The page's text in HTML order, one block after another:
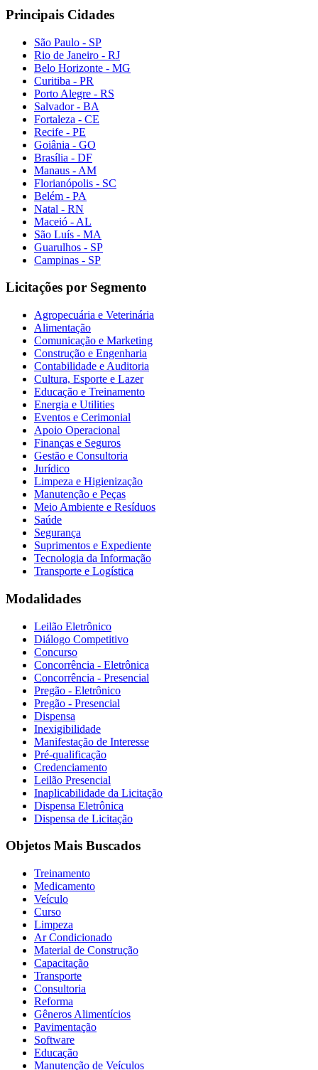
Principais Cidades
São Paulo - SP
Rio de Janeiro - RJ
Belo Horizonte - MG
Curitiba - PR
Porto Alegre - RS
Salvador - BA
Fortaleza - CE
Recife - PE
Goiânia - GO
Brasília - DF
Manaus - AM
Florianópolis - SC
Belém - PA
Natal - RN
Maceió - AL
São Luís - MA
Guarulhos - SP
Campinas - SP
Licitações por Segmento
Agropecuária e Veterinária
Alimentação
Comunicação e Marketing
Construção e Engenharia
Contabilidade e Auditoria
Cultura, Esporte e Lazer
Educação e Treinamento
Energia e Utilities
Eventos e Cerimonial
Apoio Operacional
Finanças e Seguros
Gestão e Consultoria
Jurídico
Limpeza e Higienização
Manutenção e Peças
Meio Ambiente e Resíduos
Saúde
Segurança
Suprimentos e Expediente
Tecnologia da Informação
Transporte e Logística
Modalidades
Leilão Eletrônico
Diálogo Competitivo
Concurso
Concorrência - Eletrônica
Concorrência - Presencial
Pregão - Eletrônico
Pregão - Presencial
Dispensa
Inexigibilidade
Manifestação de Interesse
Pré-qualificação
Credenciamento
Leilão Presencial
Inaplicabilidade da Licitação
Dispensa Eletrônica
Dispensa de Licitação
Objetos Mais Buscados
Treinamento
Medicamento
Veículo
Curso
Limpeza
Ar Condicionado
Material de Construção
Capacitação
Transporte
Consultoria
Reforma
Gêneros Alimentícios
Pavimentação
Software
Educação
Manutenção de Veículos